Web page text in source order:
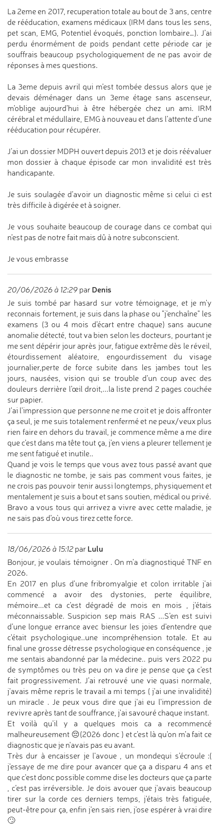
La 2eme en 2017, recuperation totale au bout de 3 ans, centre
de rééducation, examens médicaux (IRM dans tous les sens,
pet scan, EMG, Potentiel évoqués, ponction lombaire…). J’ai
perdu énormément de poids pendant cette période car je
souffrais beaucoup psychologiquement de ne pas avoir de
réponses à mes questions.
La 3eme depuis avril qui m’est tombée dessus alors que je
devais déménager dans un 3eme étage sans ascenseur,
m’oblige aujourd’hui à être hébergée chez un ami. IRM
cérébral et médullaire, EMG à nouveau et dans l’attente d’une
rééducation pour récupérer.
J’ai un dossier MDPH ouvert depuis 2013 et je dois réévaluer
mon dossier à chaque épisode car mon invalidité est très
handicapante.
Je suis soulagée d’avoir un diagnostic même si celui ci est
très difficile à digérée et à soigner.
Je vous souhaite beaucoup de courage dans ce combat qui
n’est pas de notre fait mais dû à notre subconscient.
Je vous embrasse
20/06/2026 à 12:29 par Denis
Je suis tombé par hasard sur votre témoignage, et je m'y
reconnais fortement, je suis dans la phase ou "j’enchaîne" les
examens (3 ou 4 mois d’écart entre chaque) sans aucune
anomalie détecté, tout va bien selon les docteurs, pourtant je
me sent dépérir jour après jour, fatigue extrême dès le réveil,
étourdissement aléatoire, engourdissement du visage
journalier,perte de force subite dans les jambes tout les
jours, nausées, vision qui se trouble d'un coup avec des
douleurs derrière l’œil droit,...la liste prend 2 pages couchée
sur papier.
J'ai l'impression que personne ne me croit et je dois affronter
ça seul, je me suis totalement renfermé et ne peux/veux plus
rien faire en dehors du travail, je commence même a me dire
que c'est dans ma tête tout ça, j'en viens a pleurer tellement je
me sent fatigué et inutile..
Quand je vois le temps que vous avez tous passé avant que
le diagnostic ne tombe, je sais pas comment vous faites, je
ne crois pas pouvoir tenir aussi longtemps, physiquement et
mentalement je suis a bout et sans soutien, médical ou privé.
Bravo a vous tous qui arrivez a vivre avec cette maladie, je
ne sais pas d’où vous tirez cette force.
18/06/2026 à 15:12 par Lulu
Bonjour, je voulais témoigner . On m’a diagnostiqué TNF en
2026.
En 2017 en plus d'une fribromyalgie et colon irritable j'ai
commencé a avoir des dystonies, perte équilibre,
mémoire...et ca c'est dégradé de mois en mois , j'étais
méconnaissable. Suspicion sep mais RAS ...S’en est suivi
d’une longue errance avec biensur les joies d'entendre que
c'était psychologique..une incompréhension totale. Et au
final une grosse détresse psychologique en conséquence , je
me sentais abandonné par la médecine.. puis vers 2022 pu
de symptômes ou très peu on va dire je pense que ça c'est
fait progressivement. J’ai retrouvé une vie quasi normale,
j'avais même repris le travail a mi temps ( j'ai une invalidité)
un miracle . Je peux vous dire que j'ai eu l'impression de
revivre après tant de souffrance, j'ai savouré chaque instant.
Et voilà qu'il y a quelques mois ca a recommencé
malheureusement 😔(2026 donc ) et c'est là qu'on m’a fait ce
diagnostic que je n'avais pas eu avant.
Très dur à encaisser je l'avoue , un mondequi s'écroule :(
j'essaye de me dire pour avancer que ça a disparu 4 ans et
que c'est donc possible comme dise les docteurs que ça parte
, c’est pas irréversible. Je dois avouer que j'avais beaucoup
tirer sur la corde ces derniers temps, j'étais très fatiguée,
peut-être pour ça, enfin j'en sais rien, j'ose espérer à vrai dire
🙄